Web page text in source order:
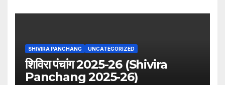
SHIVIRA PANCHANG UNCATEGORIZED
शिविरा पंचांग 2025-26 (Shivira
Panchang 2025-26)